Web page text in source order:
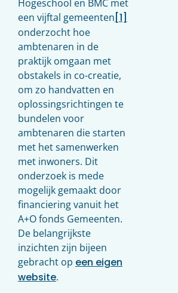
Hogeschool en BMC met
een vijftal gemeenten [1]
onderzocht hoe
ambtenaren in de
praktijk omgaan met
obstakels in co-creatie,
om zo handvatten en
oplossingsrichtingen te
bundelen voor
ambtenaren die starten
met het samenwerken
met inwoners. Dit
onderzoek is mede
mogelijk gemaakt door
financiering vanuit het
A+O fonds Gemeenten.
De belangrijkste
inzichten zijn bijeen
gebracht op een eigen
website.